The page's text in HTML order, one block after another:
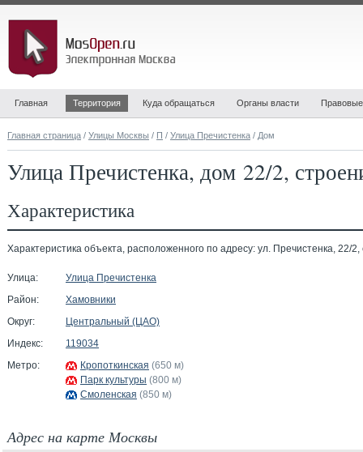
Главная Территория Куда обращаться Органы власти
Главная страница / Улицы Москвы / П / Улица Пречистенка / Дом
Улица Пречистенка, дом 22/2,
Характеристика
Характеристика объекта, расположенного по адресу: ул. Пречистенка, 22/2,
Улица:
Улица Пречистенка
Район:
Хамовники
Округ:
Центральный (ЦАО)
Индекс:
119034
Метро:
Кропоткинская (650 м)
Парк культуры (800 м)
Смоленская (850 м)
Адрес на карте Москвы